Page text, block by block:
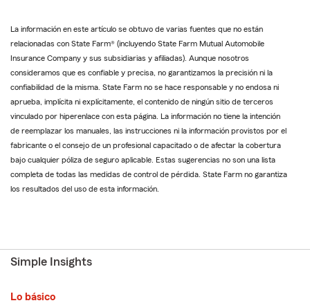
La información en este artículo se obtuvo de varias fuentes que no están
relacionadas con State Farm® (incluyendo State Farm Mutual Automobile
Insurance Company y sus subsidiarias y afiliadas). Aunque nosotros
consideramos que es confiable y precisa, no garantizamos la precisión ni la
confiabilidad de la misma. State Farm no se hace responsable y no endosa ni
aprueba, implícita ni explícitamente, el contenido de ningún sitio de terceros
vinculado por hiperenlace con esta página. La información no tiene la intención
de reemplazar los manuales, las instrucciones ni la información provistos por el
fabricante o el consejo de un profesional capacitado o de afectar la cobertura
bajo cualquier póliza de seguro aplicable. Estas sugerencias no son una lista
completa de todas las medidas de control de pérdida. State Farm no garantiza
los resultados del uso de esta información.
Simple Insights
Lo básico